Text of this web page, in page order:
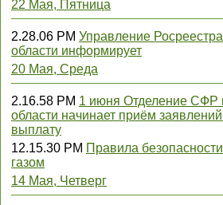
22 Мая, Пятница
2.28.06 PM Управление
области информирует
20 Мая, Среда
2.16.58 PM 1 июня Отделение СФР
области начинает приём
выплату
12.15.30 PM Правила
газом
14 Мая, Четверг